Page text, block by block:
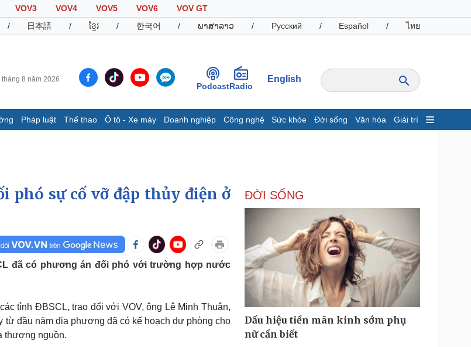
VOV3 VOV4 VOV5 VOV6
VOV GT
/ 日本語 / ខ្មែរ / 한국어 / ພາສາລາວ / Русский / Español / ไทย
8 năm 2026
PodcastRadio
English
Pháp luật Thể thao Ô tô - Xe máy Doanh nghiệp Công nghệ Sức khỏe Đời sống Văn hóa Giải trí
Infographic
Giá cà phê
đấu bóng đá
Ô tô - Xe máy
Xe máy
Doanh nghiệp
Thông tin doanh nghiệp
Doanh nghiệp 24h
Doanh nhân
Vì cộng đồng
Công nghệ
Sành điệu
Tin Công nghệ
Trải nghiệm
Chuyển đổi số
- Điện ảnh
Giải trí
Du lịch
Podcast
phó sự cố vỡ đập thủy điện ở
đã có phương án đối phó với trường hợp nước
tỉnh ĐBSCL, trao đổi với VOV, ông Lê Minh Thuận,
từ đầu năm địa phương đã có kế hoạch dự phòng cho
thượng nguồn.
ĐỜI SỐNG
Dấu hiệu tiền mãn kinh sớm phụ
nữ cần biết